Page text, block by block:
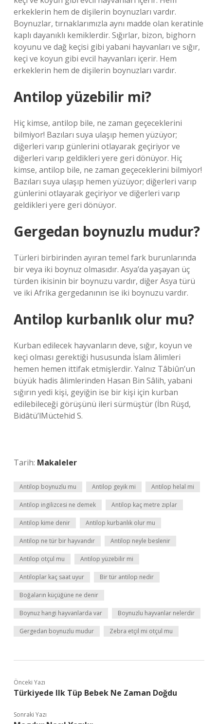
erkeklerin hem de dişilerin boynuzları vardır.
Boynuzlar, tırnaklarımızla aynı madde olan keratinle
kaplı dayanıklı kemiklerdir. Sığırlar, bizon, bighorn
koyunu ve dağ keçisi gibi yabani hayvanları ve sığır,
keçi ve koyun gibi evcil hayvanları içerir. Hem
erkeklerin hem de dişilerin boynuzları vardır.
Antilop yüzebilir mi?
Hiç kimse, antilop bile, ne zaman geçeceklerini
bilmiyor! Bazıları suya ulaşıp hemen yüzüyor;
diğerleri varıp günlerini otlayarak geçiriyor ve
diğerleri varıp geldikleri yere geri dönüyor. Hiç
kimse, antilop bile, ne zaman geçeceklerini bilmiyor!
Bazıları suya ulaşıp hemen yüzüyor; diğerleri varıp
günlerini otlayarak geçiriyor ve diğerleri varıp
geldikleri yere geri dönüyor.
Gergedan boynuzlu mudur?
Türleri birbirinden ayıran temel fark burunlarında
bir veya iki boynuz olmasıdır. Asya’da yaşayan üç
türden ikisinin bir boynuzu vardır, diğer Asya türü
ve iki Afrika gergedanının ise iki boynuzu vardır.
Antilop kurbanlık olur mu?
Kurban edilecek hayvanların deve, sığır, koyun ve
keçi olması gerektiği hususunda İslam âlimleri
hemen hemen ittifak etmişlerdir. Yalnız Tâbiûn’un
büyük hadis âlimlerinden Hasan Bin Sâlih, yabani
sığırın yedi kişi, geyiğin ise bir kişi için kurban
edilebileceği görüşünü ileri sürmüştür (İbn Rüşd,
Bidâtü’lMüctehid S.
Tarih: Makaleler
Antilop boynuzlu mu Antilop geyik mi Antilop helal mi
Antilop ingilizcesi ne demek Antilop kaç metre zıplar
Antilop kime denir Antilop kurbanlık olur mu
Antilop ne tür bir hayvandır Antilop neyle beslenir
Antilop otçul mu Antilop yüzebilir mi
Antiloplar kaç saat uyur Bir tür antilop nedir
Boğaların küçüğüne ne denir
Boynuz hangi hayvanlarda var Boynuzlu hayvanlar nelerdir
Gergedan boynuzlu mudur Zebra etçil mi otçul mu
Önceki Yazı
Türkiyede Ilk Tüp Bebek Ne Zaman Doğdu
Sonraki Yazı